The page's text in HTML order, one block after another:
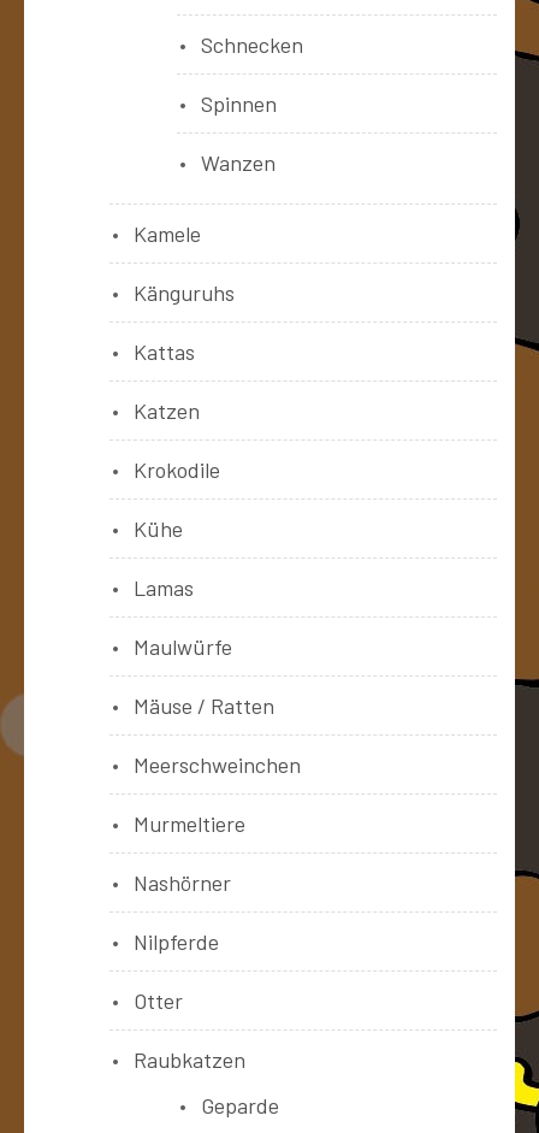
Schnecken
Spinnen
Wanzen
Kamele
Känguruhs
Kattas
Katzen
Krokodile
Kühe
Lamas
Maulwürfe
Mäuse / Ratten
Meerschweinchen
Murmeltiere
Nashörner
Nilpferde
Otter
Raubkatzen
Geparde